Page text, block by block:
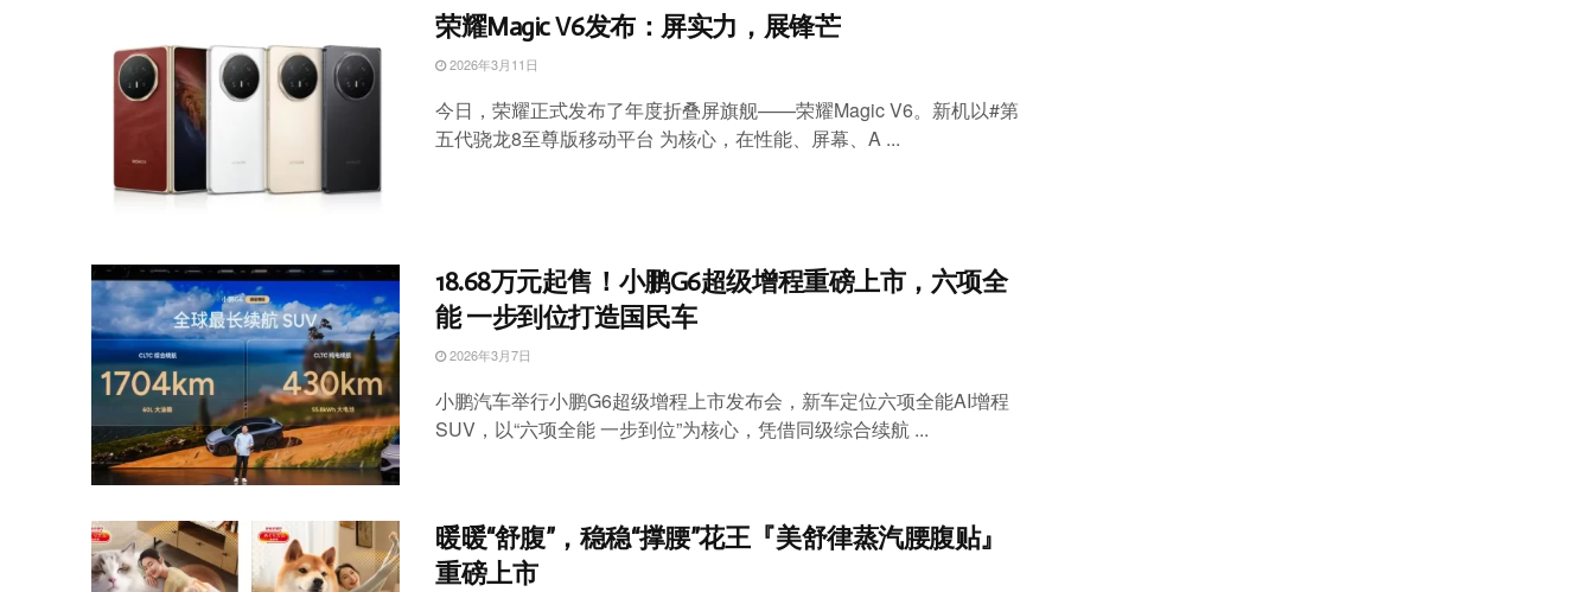
荣耀Magic V6发布：屏实力，展锋芒
2026年3月11日
今日，荣耀正式发布了年度折叠屏旗舰——荣耀Magic V6。新机以#第
五代骁龙8至尊版移动平台 为核心，在性能、屏幕、A ...
18.68万元起售！小鹏G6超级增程重磅上市，六项全
能 一步到位打造国民车
2026年3月7日
小鹏汽车举行小鹏G6超级增程上市发布会，新车定位六项全能AI增程
SUV，以“六项全能 一步到位”为核心，凭借同级综合续航 ...
暖暖“舒腹”，稳稳“撑腰”花王『美舒律蒸汽腰腹贴』
重磅上市